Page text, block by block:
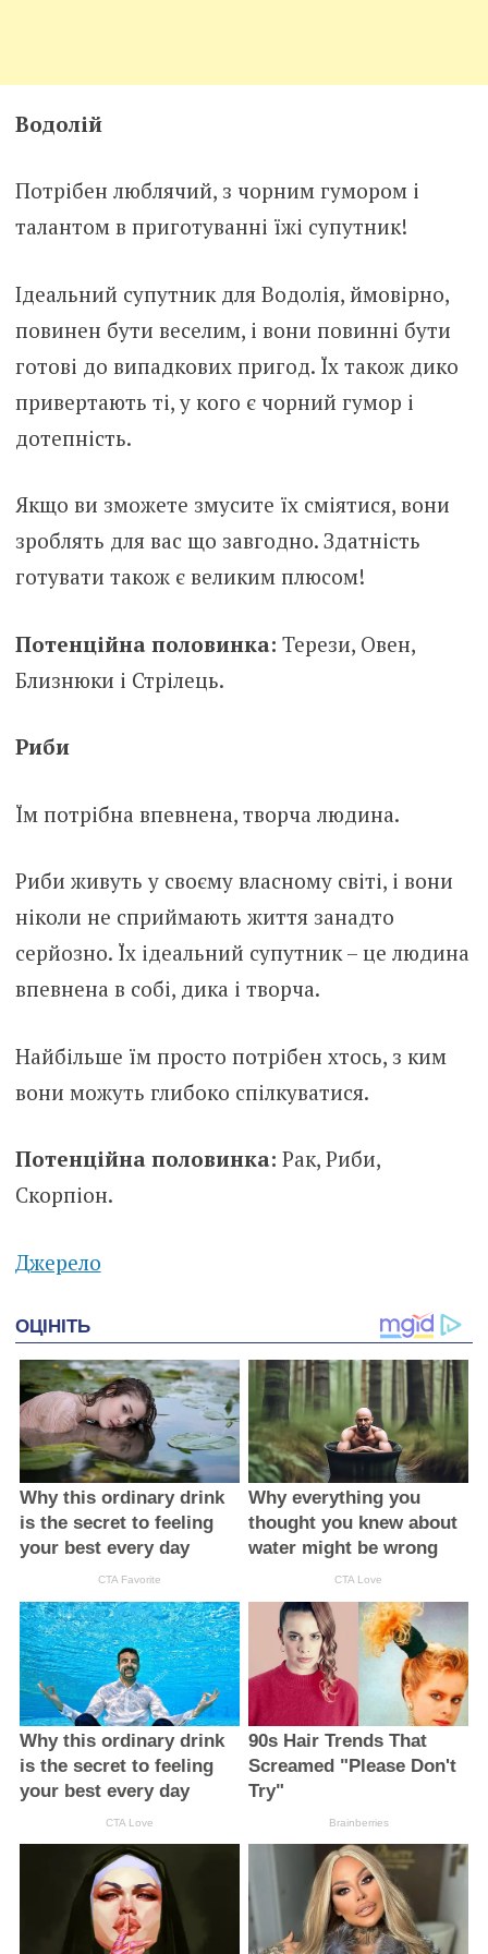
Водолій
Потрібен люблячий, з чорним гумором і
талантом в приготуванні їжі супутник!
Ідеальний супутник для Водолія, ймовірно,
повинен бути веселим, і вони повинні бути
готові до випадкових пригод. Їх також дико
привертають ті, у кого є чорний гумор і
дотепність.
Якщо ви зможете змусите їх сміятися, вони
зроблять для вас що завгодно. Здатність
готувати також є великим плюсом!
Потенційна половинка: Терези, Овен,
Близнюки і Стрілець.
Риби
Їм потрібна впевнена, творча людина.
Риби живуть у своєму власному світі, і вони
ніколи не сприймають життя занадто
серйозно. Їх ідеальний супутник – це людина
впевнена в собі, дика і творча.
Найбільше їм просто потрібен хтось, з ким
вони можуть глибоко спілкуватися.
Потенційна половинка: Рак, Риби,
Скорпіон.
Джерело